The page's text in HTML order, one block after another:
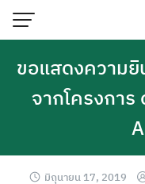
ขอแสดงความ
จากโครงกา
มิถุนายน 17, 2019